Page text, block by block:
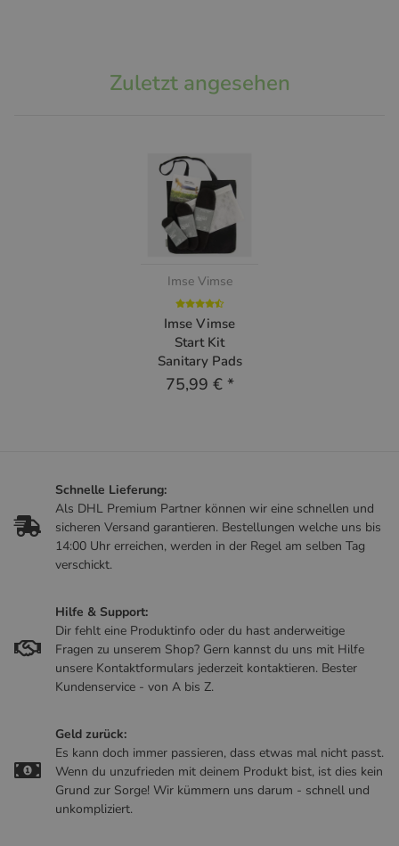
Zuletzt angesehen
Imse Vimse
Imse Vimse
Start Kit
Sanitary Pads
75,99 € *
Schnelle Lieferung:
Als DHL Premium Partner können wir eine schnellen und
sicheren Versand garantieren. Bestellungen welche uns bis
14:00 Uhr erreichen, werden in der Regel am selben Tag
verschickt.
Hilfe & Support:
Dir fehlt eine Produktinfo oder du hast anderweitige
Fragen zu unserem Shop? Gern kannst du uns mit Hilfe
unsere Kontaktformulars jederzeit kontaktieren. Bester
Kundenservice - von A bis Z.
Geld zurück:
Es kann doch immer passieren, dass etwas mal nicht passt.
Wenn du unzufrieden mit deinem Produkt bist, ist dies kein
Grund zur Sorge! Wir kümmern uns darum - schnell und
unkompliziert.